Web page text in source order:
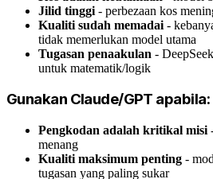
Jilid tinggi - perbezaan kos
Kualiti sudah memadai -
tidak memerlukan model utama
Tugasan penaakulan -
untuk matematik/logik
Gunakan Claude/GPT apabila:
Pengkodan adalah kritikal misi
menang
Kualiti maksimum penting -
tugasan yang paling sukar